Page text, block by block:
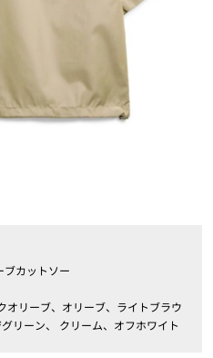
ブカットソー
オリーブ、オリーブ、ライトブラウ
リーン、 クリーム、オフホワイト